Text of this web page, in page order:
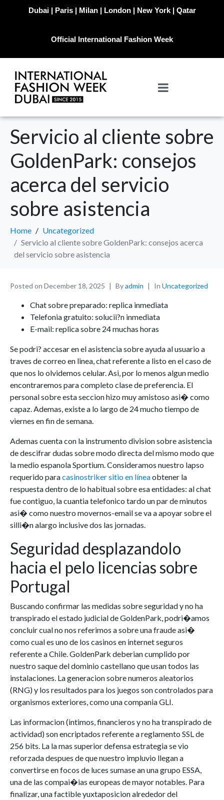
Dubai | Paris | Milan | London | New York | Qatar
Official International Fashion Week
Servicio al cliente sobre
GoldenPark: consejos
acerca del servicio
sobre asistencia
Home
Uncategorized
Servicio al cliente sobre GoldenPark: consejos acerca
del servicio sobre asistencia
Posted on December 18, 2025 Byadmin In Uncategorized
Chat sobre preparado: replica inmediata
Telefonia gratuito: solucii?n inmediata
E-mail: replica sobre 24 muchas horas
Se podri? accesar en el asistencia sobre ayuda al usuario a
traves de correo en linea, chat referente a listo en el caso de
que nos lo olvidemos celular. Asi, por lo menos algun medio
encontraremos para completo clase de preferencia. El
personal sobre esta seccion hizo muy amistoso asi� como
capaz. Ademas, existe a lo largo de 24 mucho tiempo de
viernes en fin de semana.
Ademas cuenta con la instrumento division sobre asistencia
de descifrar dudas sobre modo directa del mismo modo que
la medio espanola Sportium. Consideramos nuestro lapso
requerido paracasinostriker sitio en líneaobtener la
respuesta dentro de lo habitual sobre esa entidades: al chat
fue contiguo, la cuantia telefonico tardo un par de minutos
asi� como nuestro movernos-email se va a apoyar sobre el
silli�n alargo inclusive dos las jornadas.
Seguridad desplazandolo
hacia el pelo licencias sobre
Portugal
Buscando confirmar las medidas sobre seguridad y no ha
transpirado el estado judicial de GoldenPark, podri�amos
concluir cual no nos referimos a sobre una fraude asi�
como cual es uno de los casinos en internet seguros
referente a Chile. GoldenPark deberian cumplido por
nuestro saque del dominio castellano que usan todos las
instalaciones. La generacion sobre numeros aleatorios
(RNG) y los resultados para los juegos son controlados para
organismos exteriores, como una compania GLI.
Las informacion (intimos, financieros y no ha transpirado de
actividad) son encriptados referente a reglamento SSL de
256 bits. La la mas superior defensa estrategia se vio
reforzada despues de que nuestro impluvio llegan a
convertirse en focos de luces sumase an una grupo ESSA,
una de las compai�ias europeas de mayor notables. Para
finalizar, una factible yuxtaposicion alrededor del